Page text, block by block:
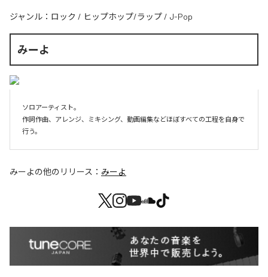
ジャンル： ロック / ヒップホップ/ラップ / J-Pop
みーよ
ソロアーティスト。
作詞作曲、アレンジ、ミキシング、動画編集などほぼすべての工程を自身で
行う。
みーよの他のリリース： みーよ